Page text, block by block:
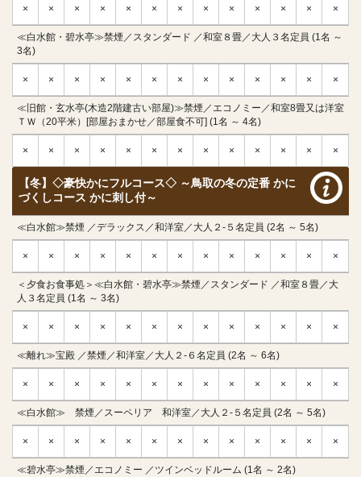
× × × × × × × × × × × × ×
≪白水館・碧水亭≫禁煙／スタンダード ／和室８畳／大人３名定員 (1名 ～
3名)
× × × × × × × × × × × × ×
≪旧館・玄水亭(木造2階建古い部屋)≫禁煙／エコノミー／和室8畳又は洋室
ＴＷ（20平米）[部屋おまかせ／部屋食不可] (1名 ～ 4名)
× × × × × × × × × × × × ×
【冬】◇豪快かにフルコース◇ ～鳥取の冬の定番 かに
づくしコース かに刺し付～
≪白水館≫禁煙 ／デラックス／和洋室／大人２-５名定員 (2名 ～ 5名)
× × × × × × × × × × × × ×
＜夕食お食事処＞≪白水館・碧水亭≫禁煙／スタンダード ／和室８畳／大
人３名定員 (1名 ～ 3名)
× × × × × × × × × × × × ×
≪離れ≫宝殿 ／禁煙／和洋室／大人２-６名定員 (2名 ～ 6名)
× × × × × × × × × × × × ×
≪白水館≫ 禁煙／スーペリア 和洋室／大人２-５名定員 (2名 ～ 5名)
× × × × × × × × × × × × ×
≪碧水亭≫禁煙／エコノミー ／ツインベッドルーム (1名 ～ 2名)